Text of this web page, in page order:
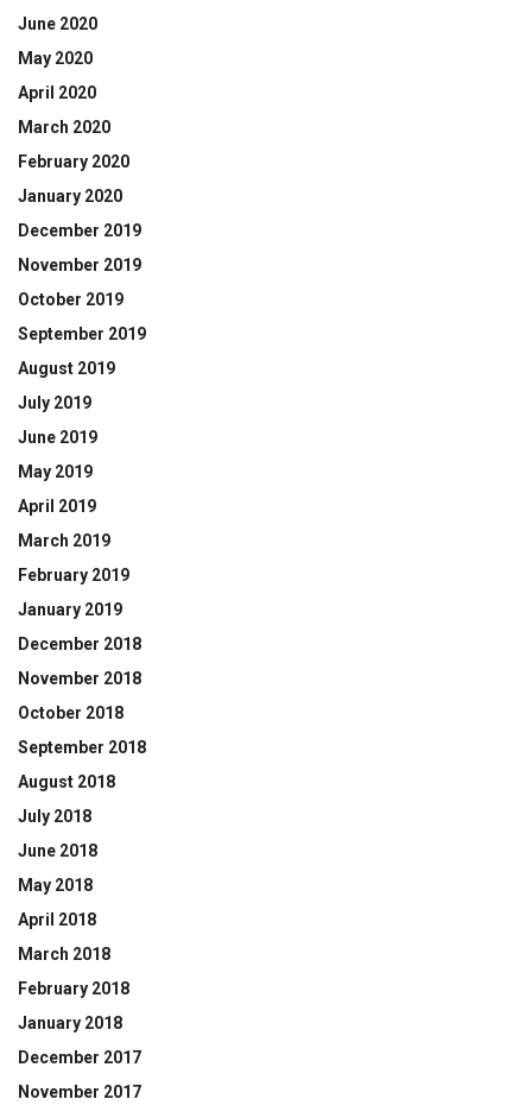
June 2020
May 2020
April 2020
March 2020
February 2020
January 2020
December 2019
November 2019
October 2019
September 2019
August 2019
July 2019
June 2019
May 2019
April 2019
March 2019
February 2019
January 2019
December 2018
November 2018
October 2018
September 2018
August 2018
July 2018
June 2018
May 2018
April 2018
March 2018
February 2018
January 2018
December 2017
November 2017